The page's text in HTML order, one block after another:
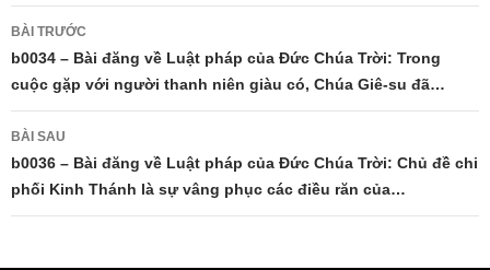
Điều
hướng
bài
viết
BÀI TRƯỚC
b0034 – Bài đăng về Luật pháp của Đức Chúa Trời: Trong
cuộc gặp với người thanh niên giàu có, Chúa Giê-su đã…
BÀI SAU
b0036 – Bài đăng về Luật pháp của Đức Chúa Trời: Chủ đề chi
phối Kinh Thánh là sự vâng phục các điều răn của…